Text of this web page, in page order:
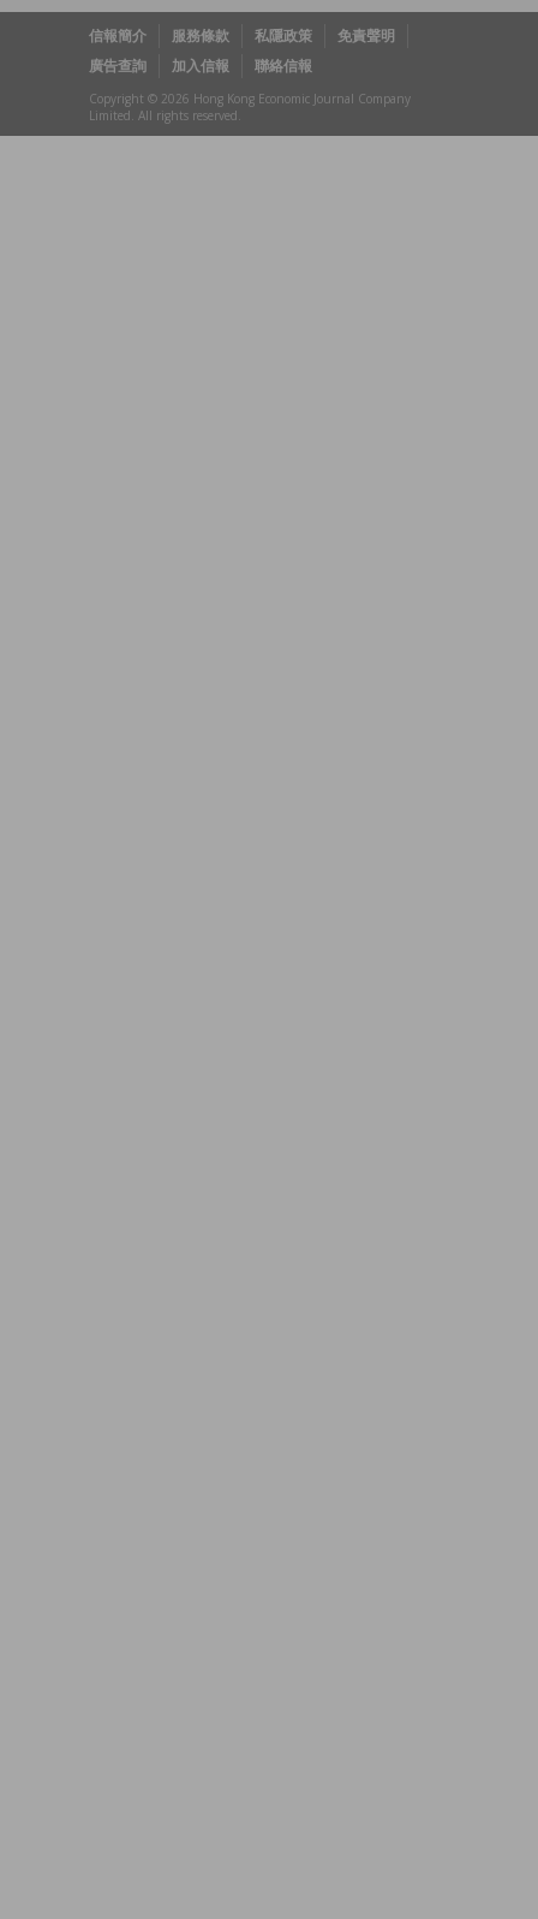
信報簡介 服務條款 私隱政策
免責聲明
廣告查詢
加入信報 聯絡信報
Copyright © 2026 Hong Kong Economic Journal Company
Limited. All rights reserved.